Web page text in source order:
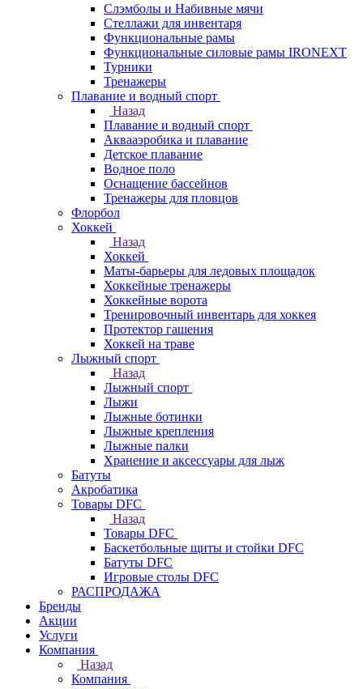
Слэмболы и Набивные мячи
Стеллажи для инвентаря
Функциональные рамы
Функциональные силовые рамы IRONEXT
Турники
Тренажеры
Плавание и водный спорт
Назад
Плавание и водный спорт
Аквааэробика и плавание
Детское плавание
Водное поло
Оснащение бассейнов
Тренажеры для пловцов
Флорбол
Хоккей
Назад
Хоккей
Маты-барьеры для ледовых площадок
Хоккейные тренажеры
Хоккейные ворота
Тренировочный инвентарь для хоккея
Протектор гашения
Хоккей на траве
Лыжный спорт
Назад
Лыжный спорт
Лыжи
Лыжные ботинки
Лыжные крепления
Лыжные палки
Хранение и аксессуары для лыж
Батуты
Акробатика
Товары DFC
Назад
Товары DFC
Баскетбольные щиты и стойки DFC
Батуты DFC
Игровые столы DFC
РАСПРОДАЖА
Бренды
Акции
Услуги
Компания
Назад
Компания